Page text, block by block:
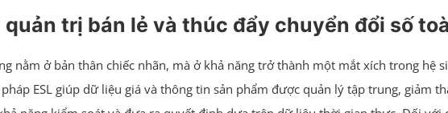
trị bán lẻ và thúc đẩy chuyển đổi số
nằm ở bản thân chiếc nhãn, mà ở khả năng trở thành một mắt xích trong hệ
ESL giúp dữ liệu giá và thông tin sản phẩm được quản lý tập trung, giảm